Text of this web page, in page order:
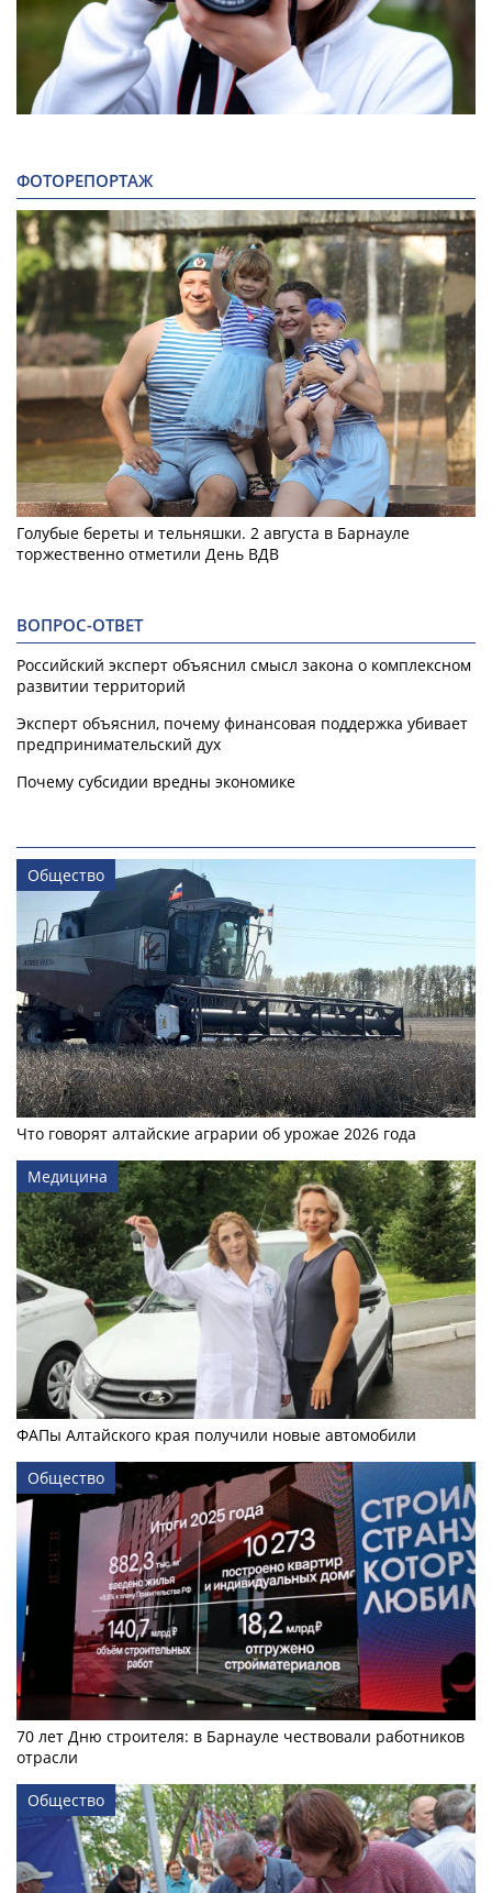
ФОТОРЕПОРТАЖ
Голубые береты и тельняшки. 2 августа в Барнауле
торжественно отметили День ВДВ
ВОПРОС-ОТВЕТ
Российский эксперт объяснил смысл закона о комплексном
развитии территорий
Эксперт объяснил, почему финансовая поддержка убивает
предпринимательский дух
Почему субсидии вредны экономике
Общество
Что говорят алтайские аграрии об урожае 2026 года
Медицина
ФАПы Алтайского края получили новые автомобили
Общество
70 лет Дню строителя: в Барнауле чествовали работников
отрасли
Общество